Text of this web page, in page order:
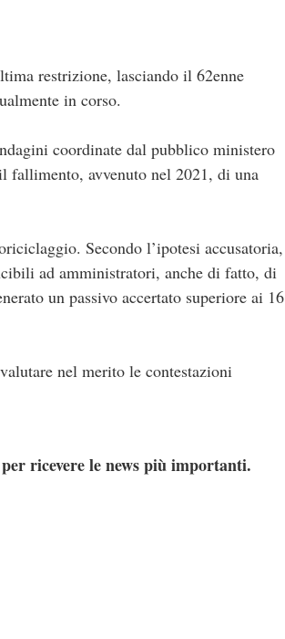
restrizione, lasciando il 62enne
in corso.
coordinate dal pubblico ministero
fallimento, avvenuto nel 2021, di una
Secondo l’ipotesi accusatoria,
ad amministratori, anche di fatto, di
un passivo accertato superiore ai 16
nel merito le contestazioni
ricevere le news più importanti.